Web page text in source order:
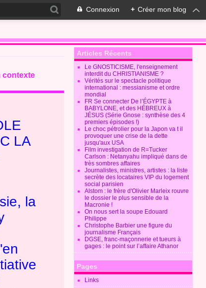
Connexion + Créer mon blog
contexte
LA
la
Articles Récents
Le GNOSTICISME, l'enseignement
interdit du CHRISTIANISME ?
Vérités sur le spectacle politique
international : messianisme et ordre
mondial
FR Se connecter De l’ÉGYPTE à
BABYLONE, et des HÉBREUX à
JÉSUS (Série Gnose : synthèse des 4
premiers épisodes !)
Le choc pétrolier pour la Japon va t il
provoquer une crise de la dette
jusqu'aux USA
Film investigation de R=Tucker
Carlson : Netanyahu impliqué dans de
très sombres affaires
Journalistes, ministres, artistes : la liste
secrète des locataires VIP du logement
social parisien
Alstom : le frère d'Olivier Marleix rouvre
le dossier le plus sensible de la
Macronie !
On nous sert la soupe Edouard
Philippe
Christophe Barbier une figure du
journalisme Français
DGSE, franc-maçonnerie et tueurs à
gages : le point sur l’affaire Athanor
Pages
Links